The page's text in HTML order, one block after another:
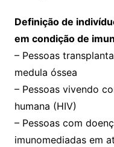
Definição de
em condição de
– Pessoas
medula óssea
– Pessoas vivendo
humana (HIV)
– Pessoas com
imunomediadas em